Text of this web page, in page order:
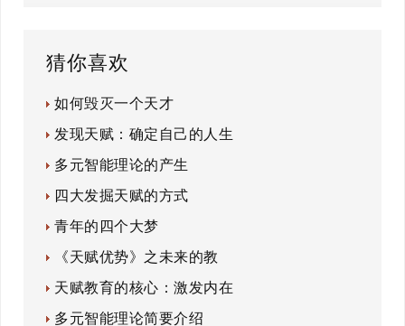
猜你喜欢
如何毁灭一个天才
发现天赋：确定自己的人生
多元智能理论的产生
四大发掘天赋的方式
青年的四个大梦
《天赋优势》之未来的教
天赋教育的核心：激发内在
多元智能理论简要介绍